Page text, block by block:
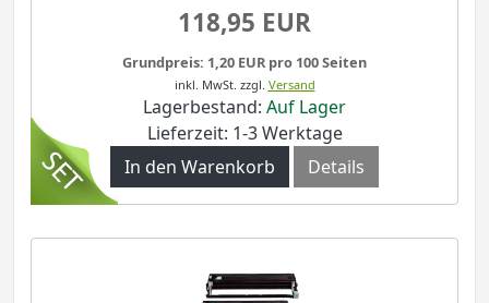
118,95 EUR
Grundpreis: 1,20 EUR pro 100 Seiten
inkl. MwSt. zzgl. Versand
Lagerbestand: Auf Lager
Lieferzeit: 1-3 Werktage
In den Warenkorb
Details